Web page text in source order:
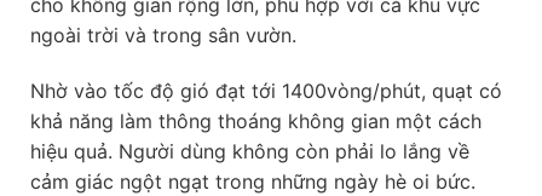
cho không gian rộng lớn, phù hợp với cả khu vực
ngoài trời và trong sân vườn.
Nhờ vào tốc độ gió đạt tới 1400vòng/phút, quạt có
khả năng làm thông thoáng không gian một cách
hiệu quả. Người dùng không còn phải lo lắng về
cảm giác ngột ngạt trong những ngày hè oi bức.